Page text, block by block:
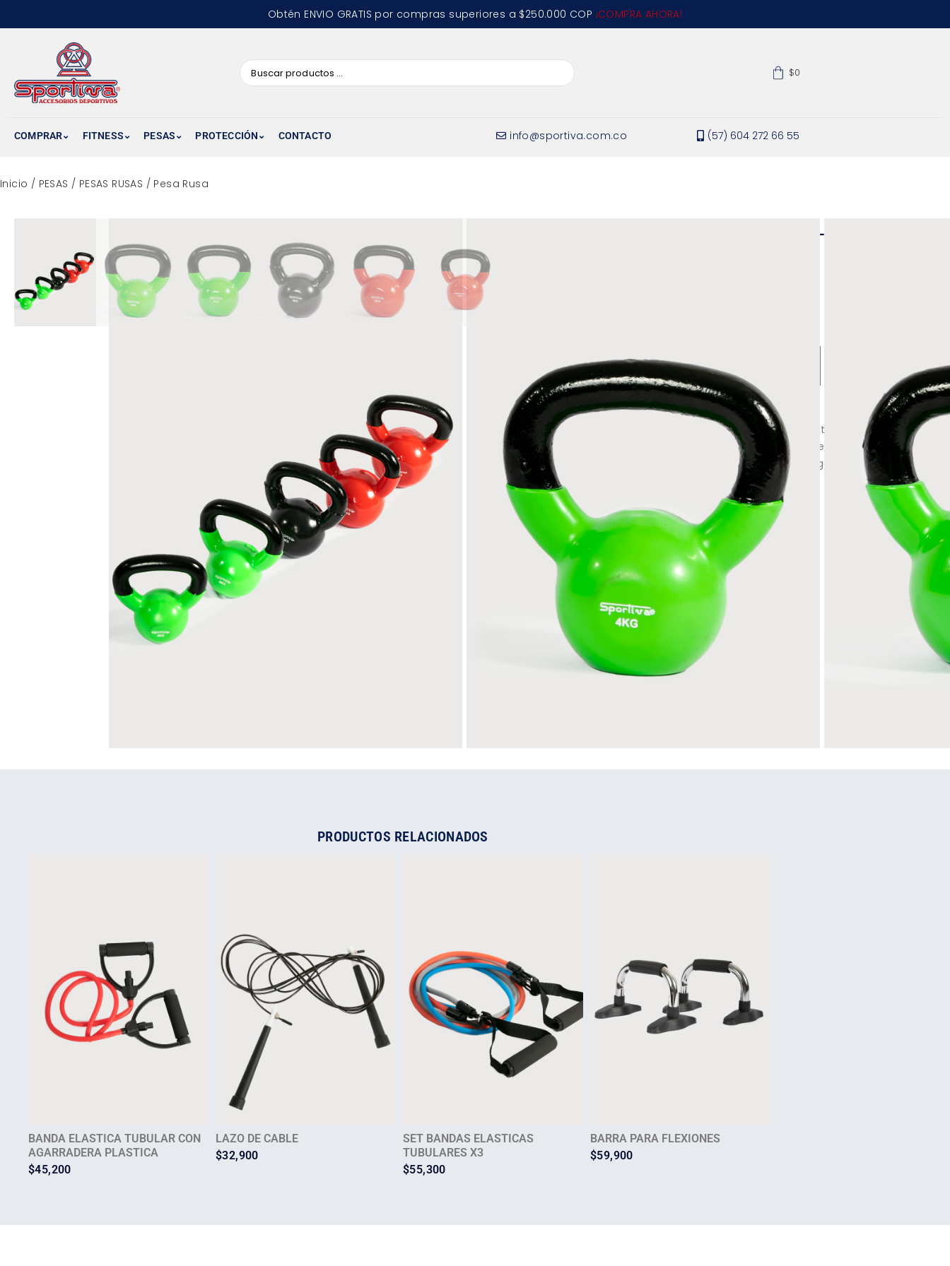
Obtén ENVIO GRATIS por compras superiores a $250.000 COP ¡COMPRA AHORA!
$0
COMPRAR FITNESS PESAS PROTECCIÓN CONTACTO info@sportiva.com.co (57) 604 272 66 55
Inicio / PESAS / PESAS RUSAS / Pesa Rusa
-
AÑADIR AL CARRITO
PESA RUSA HIERRO Y VINILO 4 KILOS. La Pesa Rusa es un implemento muy
versátil, permite realizar infinidad de ejercicios y brindar un entrenamiento
de alta intensidad para todo el cuerpo, desarrolla los músculos ganando
fuerza y definición
Viene en diferentes pesos de 4-6-8-10-12 y 14 kilos
Material
Pais de origen: Colombia | Fabricante: Sportiva SAS |
Registro SIC: 890922902
No Hay Reseñas Aún Escribe Una Reseña
PRODUCTOS RELACIONADOS
BANDA ELASTICA TUBULAR CON
AGARRADERA PLASTICA
$45,200
LAZO DE CABLE
$32,900
SET BANDAS ELASTICAS
TUBULARES X3
$55,300
BARRA PARA FLEXIONES
$59,900